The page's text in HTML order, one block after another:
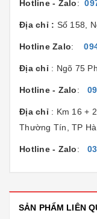
Hotline - Zalo:
Địa chỉ : Số 158,
Hotline Zalo:
Địa chỉ : Ngõ 75
Hotline - Zalo:
Địa chỉ : Km 16 +
Thường Tín, TP
Hotline - Zalo:
SẢN PHẨM LIÊN